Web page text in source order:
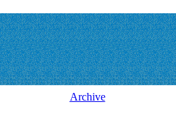
Archive